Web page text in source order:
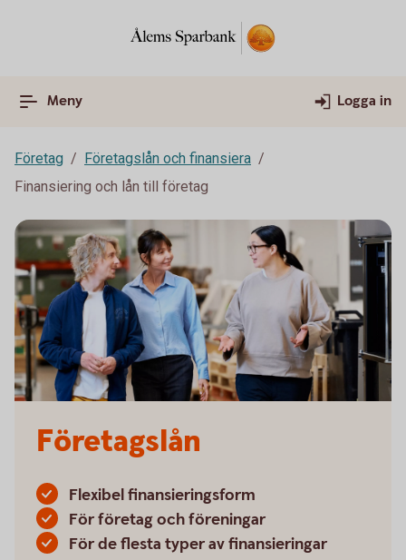
Meny Logga in
Företag
Företagslån och finansiera
Finansiering och lån till företag
Företagslån
Flexibel finansieringsform
För företag och föreningar
För de flesta typer av finansieringar